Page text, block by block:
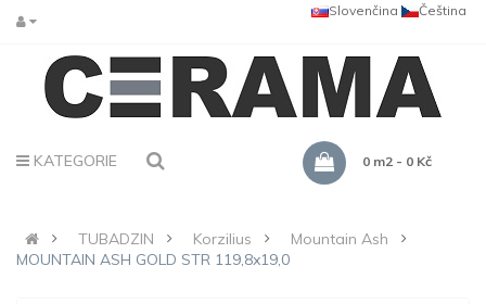
Čeština
Slovenčina
KATEGORIE 0 m2 - 0 Kč
TUBADZIN Korzilius
Mountain Ash
MOUNTAIN ASH GOLD STR 119,8x19,0